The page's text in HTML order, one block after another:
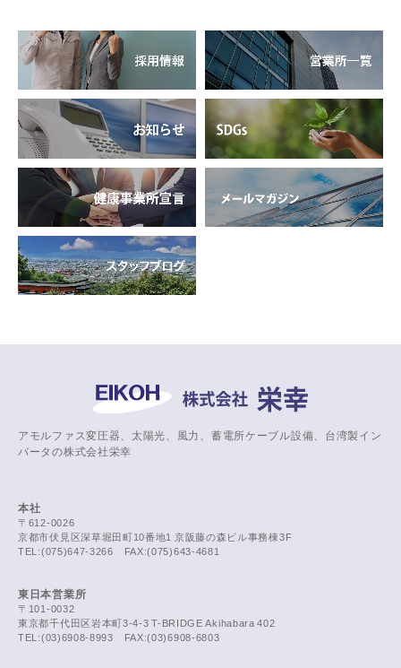
アモルファス変圧器、太陽光、風力、蓄電所ケーブル設備、台湾製イン
バータの株式会社栄幸
本社
〒612-0026
京都市伏見区深草堀田町10番地1 京阪藤の森ビル事務棟3F
TEL:(075)647-3266 FAX:(075)643-4681
東日本営業所
〒101-0032
東京都千代田区岩本町3-4-3 T-BRIDGE Akihabara 402
TEL:(03)6908-8993 FAX:(03)6908-6803